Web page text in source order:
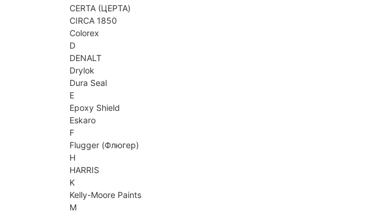
CERTA (ЦЕРТА)
CIRCA 1850
Colorex
D
DENALT
Drylok
Dura Seal
E
Epoxy Shield
Eskaro
F
Flugger (Флюгер)
H
HARRIS
K
Kelly-Moore Paints
M